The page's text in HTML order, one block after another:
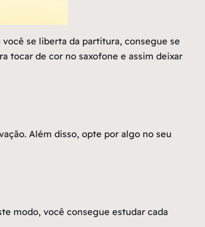
se liberta da partitura, consegue se
tocar de cor no saxofone e assim deixar
Além disso, opte por algo no seu
modo, você consegue estudar cada